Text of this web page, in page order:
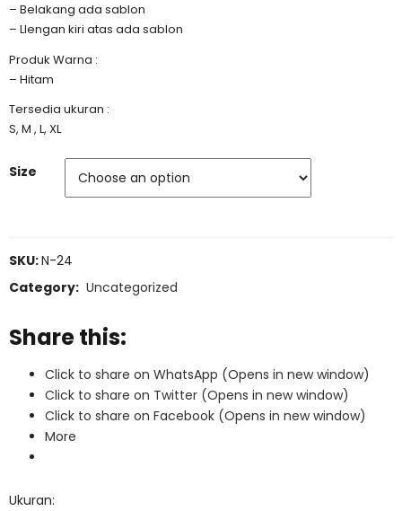
– Belakang ada sablon
– Llengan kiri atas ada sablon
Produk Warna :
– Hitam
Tersedia ukuran :
S, M , L, XL
Size
SKU:N-24
Category: Uncategorized
Share this:
Click to share on WhatsApp (Opens in new window)
Click to share on Twitter (Opens in new window)
Click to share on Facebook (Opens in new window)
More
Ukuran: